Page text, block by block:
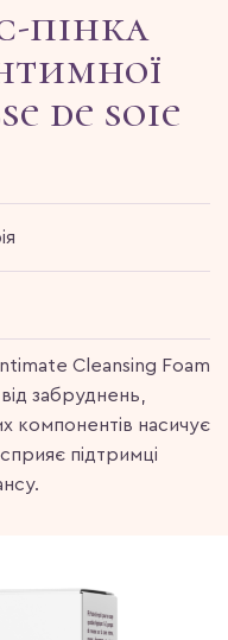
пінка
de soie
Cleansing Foam
забруднень,
компонентів насичує
підтримці